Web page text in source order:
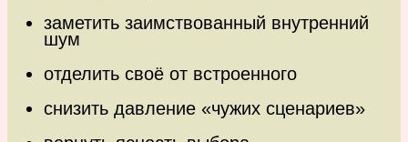
заметить заимствованный внутренний
шум
отделить своё от встроенного
снизить давление «чужих сценариев»